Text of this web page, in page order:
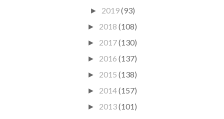
► 2019(93)
► 2018 (108)
► 2017(130)
► 2016 (137)
► 2015 (138)
► 2014(157)
► 2013(101)